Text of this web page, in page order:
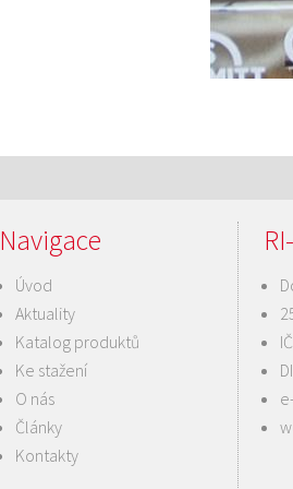
Navigace
Úvod
Aktuality
Katalog produktů
Ke stažení
O nás
Články
Kontakty